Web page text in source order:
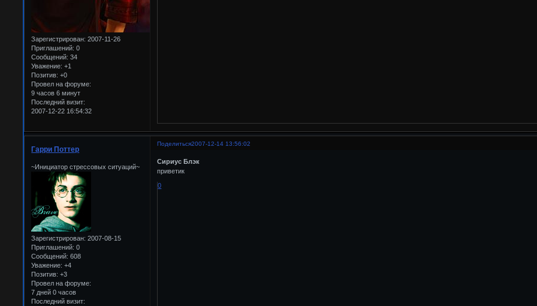
Зарегистрирован: 2007-11-26
Приглашений: 0
Сообщений: 34
Уважение: +1
Позитив: +0
Провел на форуме:
9 часов 6 минут
Последний визит:
2007-12-22 16:54:32
Поделиться2007-12-14 13:56:02
Гарри Поттер
~Инициатор стрессовых ситуаций~
Зарегистрирован: 2007-08-15
Приглашений: 0
Сообщений: 608
Уважение: +4
Позитив: +3
Провел на форуме:
7 дней 0 часов
Последний визит:
Сириус Блэк
приветик
0